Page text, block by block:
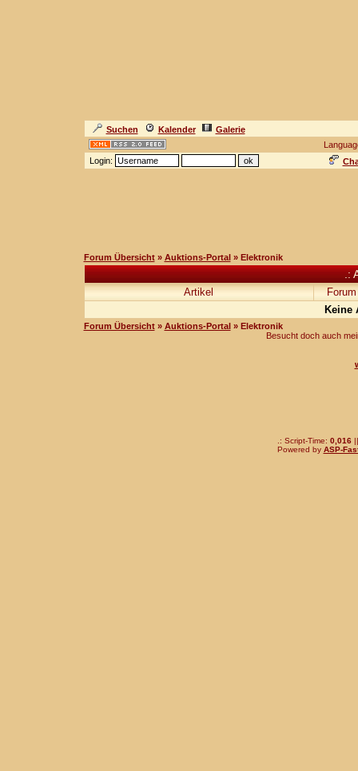
Suchen Kalender
Galerie
Login:
Forum Übersicht» Auktions-Portal » Elektronik
.:
Artikel
Forum
Keine
Forum Übersicht» Auktions-Portal » Elektronik
Besucht doch auch
.: Script-Time: 0,016||
Powered by ASP-